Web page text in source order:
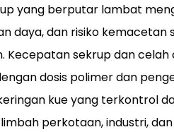
yang berputar lambat
daya, dan risiko kemacetan
Kecepatan sekrup dan celah
dosis polimer dan
kue yang terkontrol
perkotaan, industri,